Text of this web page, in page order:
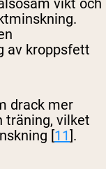
av kroppsfett
drack mer
träning, vilket
[11].